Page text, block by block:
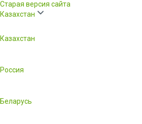
Старая версия сайта
Казахстан
Казахстан
Россия
Беларусь